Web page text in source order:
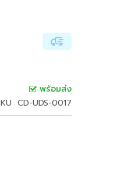
พร้อมส่ง
CD-UDS-0017